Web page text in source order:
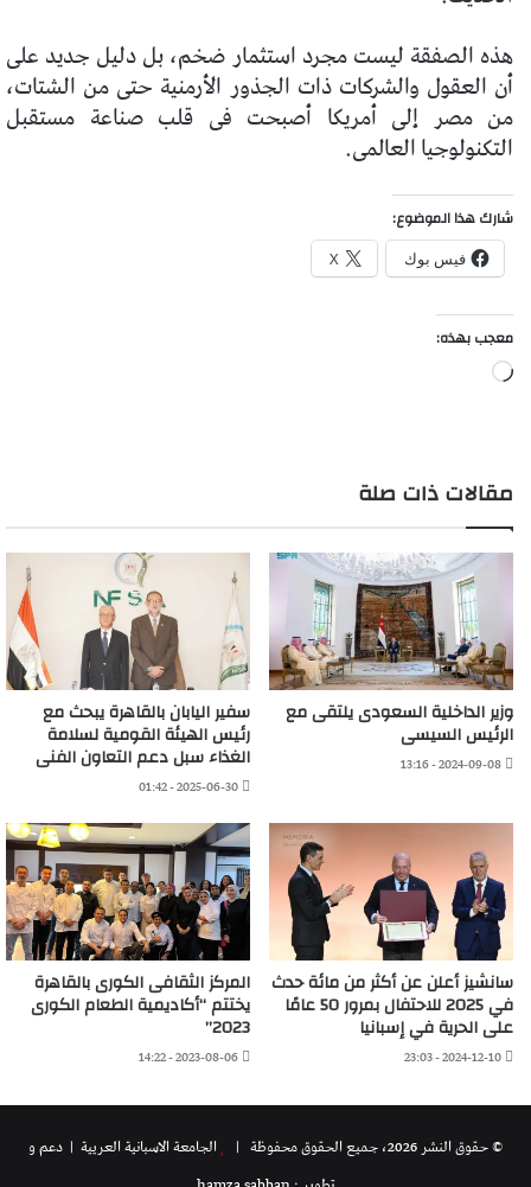
هذه الصفقة ليست مجرد استثمار ضخم، بل دليل جديد على
أن العقول والشركات ذات الجذور الأرمنية حتى من الشتات،
من مصر إلى أمريكا أصبحت فى قلب صناعة مستقبل
التكنولوجيا العالمى.
شارك هذا الموضوع:
فيس بوك X
معجب بهذه:
جاري
مقالات ذات صلة
وزير الداخلية السعودى يلتقى مع
الرئيس السيسى
2024-09-08 - 13:16
سفير اليابان بالقاهرة يبحث مع
رئيس الهيئة القومية لسلامة
الغذاء سبل دعم التعاون الفنى
2025-06-30 - 01:42
سانشيز أعلن عن أكثر من مائة حدث
في 2025 للاحتفال بمرور 50 عامًا
على الحرية في إسبانيا
2024-12-10 - 23:03
المركز الثقافى الكورى بالقاهرة
يختتم “أكاديمية الطعام الكورى
2023”
2023-08-06 - 14:22
© حقوق النشر 2026، جميع الحقوق محفوظة | الجامعة الاسبانية العريية | دعم و